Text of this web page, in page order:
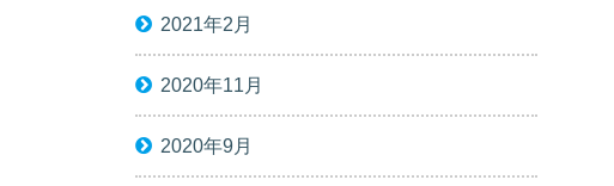
2021年2月
2020年11月
2020年9月